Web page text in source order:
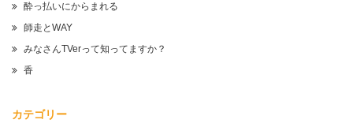
酔っ払いにからまれる
師走とWAY
みなさんTVerって知ってますか？
香
カテゴリー